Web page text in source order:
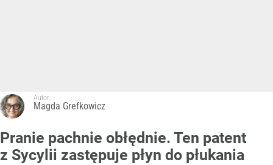
Autor:
Magda Grefkowicz
Pranie pachnie obłędnie. Ten patent
z Sycylii zastępuje płyn do płukania